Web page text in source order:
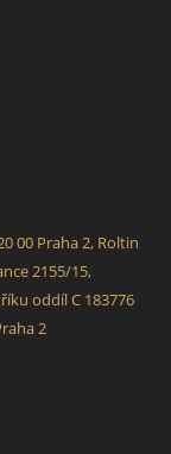
00 Praha 2, Roltin
2155/15,
oddíl C 183776
2